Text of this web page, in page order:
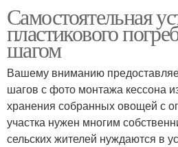
Самостоятельная
пластикового
шагом
Вашему вниманию
шагов с фото монтажа кессона
хранения собранных овощей с
участка нужен многим
сельских жителей нуждаются в